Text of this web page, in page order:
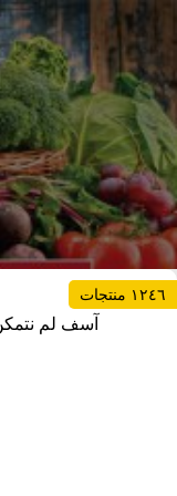
١٢٤٦ منتجات
آسف لم